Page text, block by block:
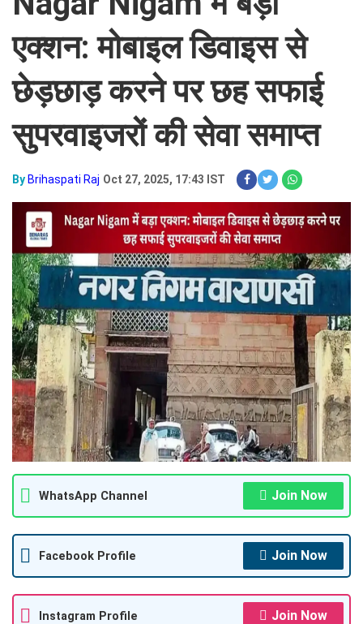
एक्शन: मोबाइल डिवाइस से
छेड़छाड़ करने पर छह सफाई
सुपरवाइजरों की सेवा समाप्त
By Brihaspati Raj Oct 27, 2025, 17:43 IST
WhatsApp Channel Join Now
Facebook Profile Join Now
Instagram Profile Join Now